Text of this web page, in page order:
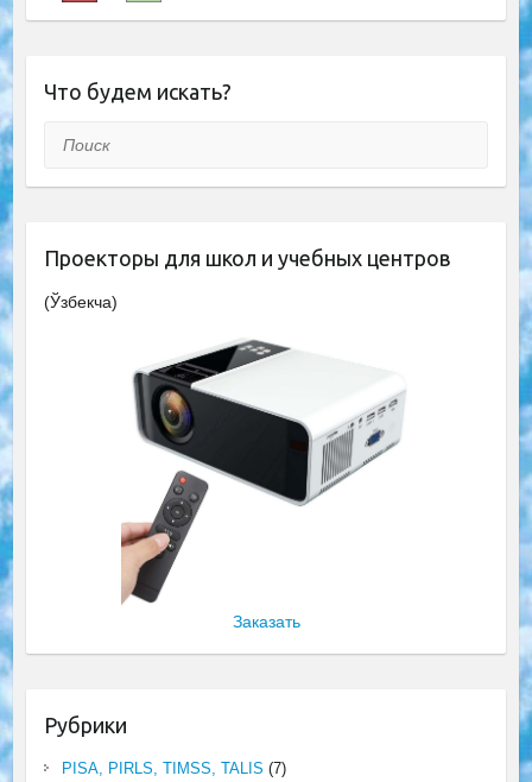
Что будем искать?
Поиск
Проекторы для школ и учебных центров
(Ўзбекча)
Заказать
Рубрики
PISA, PIRLS, TIMSS, TALIS (7)